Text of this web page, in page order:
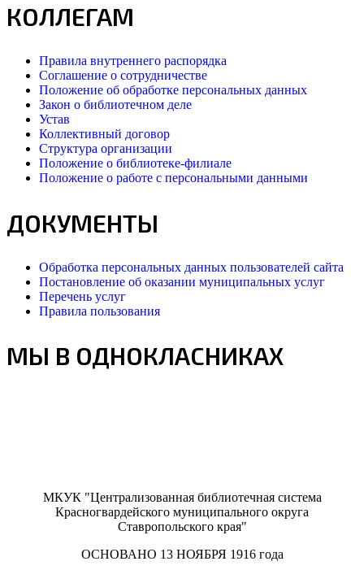
КОЛЛЕГАМ
Правила внутреннего распорядка
Соглашение о сотрудничестве
Положение об обработке персональных данных
Закон о библиотечном деле
Устав
Коллективный договор
Структура организации
Положение о библиотеке-филиале
Положение о работе с персональными данными
ДОКУМЕНТЫ
Обработка персональных данных пользователей сайта
Постановление об оказании муниципальных услуг
Перечень услуг
Правила пользования
МЫ В ОДНОКЛАСНИКАХ
МКУК "Централизованная библиотечная система
Красногвардейского муниципального округа
Ставропольского края"
ОСНОВАНО 13 НОЯБРЯ 1916 года